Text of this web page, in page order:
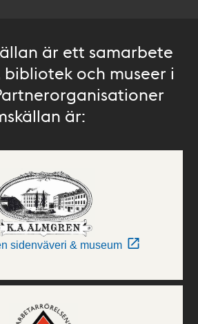
är ett samarbete
bibliotek och museer i
är:
sidenväveri & museum